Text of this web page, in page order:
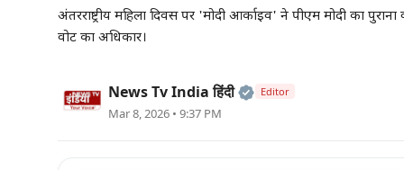
अंतरराष्ट्रीय महिला दिवस पर 'मोदी आर्काइव' ने पीएम मोदी का
वोट का अधिकार।
News Tv India हिंदी Official | Verified
Editor
Mar 8, 2026 • 9:37 PM